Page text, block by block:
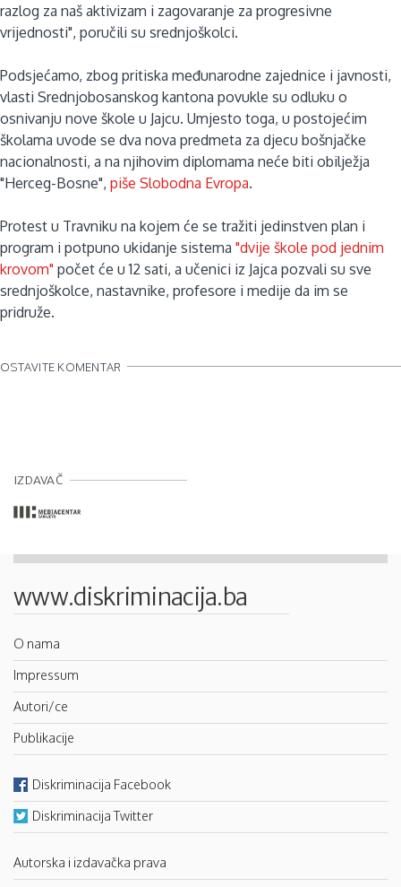
razlog za naš aktivizam i zagovaranje za progresivne
vrijednosti", poručili su srednjoškolci.
Podsjećamo, zbog pritiska međunarodne zajednice i javnosti,
vlasti Srednjobosanskog kantona povukle su odluku o
osnivanju nove škole u Jajcu. Umjesto toga, u postojećim
školama uvode se dva nova predmeta za djecu bošnjačke
nacionalnosti, a na njihovim diplomama neće biti obilježja
"Herceg-Bosne", piše Slobodna Evropa.
Protest u Travniku na kojem će se tražiti jedinstven plan i
program i potpuno ukidanje sistema "dvije škole pod jednim
krovom" počet će u 12 sati, a učenici iz Jajca pozvali su sve
srednjoškolce, nastavnike, profesore i medije da im se
pridruže.
OSTAVITE KOMENTAR
IZDAVAČ
www.diskriminacija.ba
O nama
Impressum
Autori/ce
Publikacije
Diskriminacija Facebook
Diskriminacija Twitter
Autorska i izdavačka prava